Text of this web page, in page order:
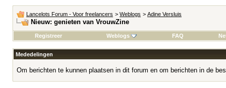
Lancelots Forum - Voor freelancers > Weblogs > Adine Versluis
Nieuw: genieten van VrouwZine
Registreer Weblogs FAQ
Mededelingen
Om berichten te kunnen plaatsen in dit forum en om berichten in de